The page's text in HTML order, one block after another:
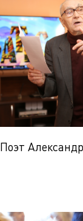
Поэт